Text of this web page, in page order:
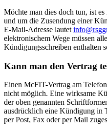
Möchte man dies doch tun, ist
und um die Zusendung einer
E-Mail-Adresse lautet i
elektronischem Wege müssen
Kündigungsschreiben enthalten
Kann man den Vertrag
Einen McFIT-Vertrag am
nicht möglich. Eine wirksame
der oben genannten
ausdrücklich eine Kündigung in
per Post, Fax oder per Mail